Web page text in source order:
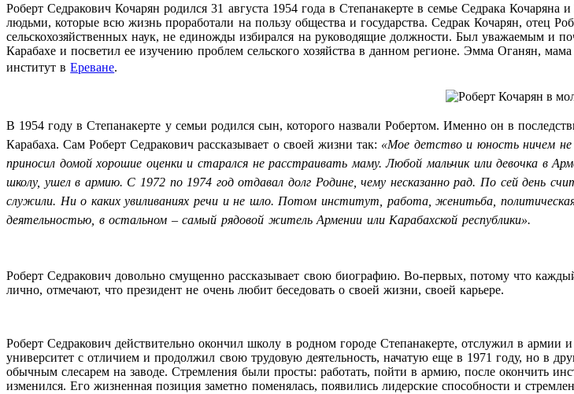
Роберт Седракович Кочарян родился 31 августа 1954 года в Степанакерте в семье Седрака
людьми, которые всю жизнь проработали на пользу общества и государства. Седрак Кочарян, отец
сельскохозяйственных наук, не единожды избирался на руководящие должности. Был уважаемым и
Карабахе и посветил ее изучению проблем сельского хозяйства в данном регионе. Эмма Оганян,
институт вЕреване.
В 1954 году в Степанакерте у семьи родился сын, которого назвали Робертом. Именно он в
Карабаха. Сам Роберт Седракович рассказывает о своей жизни так: «Мое детство и юность ничем не
приносил домой хорошие оценки и старался не расстраивать маму. Любой мальчик или девочка
школу, ушел в армию. С 1972 по 1974 год отдавал долг Родине, чему несказанно рад. По сей
служили. Ни о каких увиливаниях речи и не шло. Потом институт, работа, женитьба,
деятельностью, в остальном – самый рядовой житель Армении или Карабахской республики».
Роберт Седракович довольно смущенно рассказывает свою биографию. Во-первых, потому что
лично, отмечают, что президент не очень любит беседовать о своей жизни, своей карьере.
Роберт Седракович действительно окончил школу в родном городе Степанакерте, отслужил в
университет с отличием и продолжил свою трудовую деятельность, начатую еще в 1971 году, но в
обычным слесарем на заводе. Стремления были просты: работать, пойти в армию, после окончить
изменился. Его жизненная позиция заметно поменялась, появились лидерские способности и